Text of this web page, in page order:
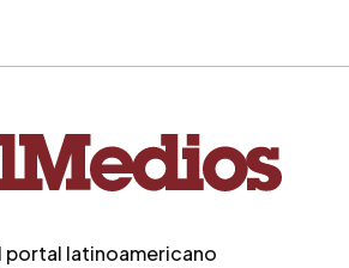
portal latinoamericano